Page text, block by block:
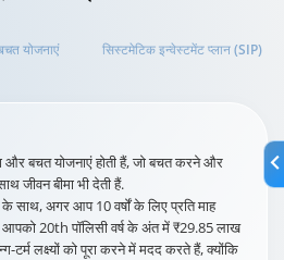
योजनाएं सिस्टमेटिक इन्वेस्टमेंट प्लान (SIP)
और बचत योजनाएं होती हैं, जो बचत करने और
जीवन बीमा भी देती हैं.
साथ, अगर आप 10 वर्षों के लिए प्रति माह
20th पॉलिसी वर्ष के अंत में ₹29.85 लाख
टर्म लक्ष्यों को पूरा करने में मदद करते हैं, क्योंकि